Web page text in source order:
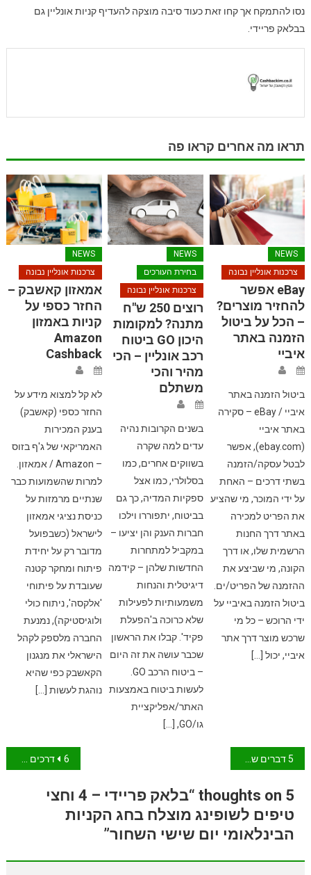
נסו להתמקח אך קחו זאת כעוד סיבה מוצקה להעדיף קניות אונליין גם
בבלאק פריידי.
תראו מה אחרים קראו פה
NEWS
צרכנות אונליין נבונה
אמאזון קאשבק –
החזר כספי על
קניות באמזון
Amazon
Cashback
לא קל למצוא מידע על
החזר כספי (קאשבק)
בענק המכירות
האמריקאי של ג'ף בזוס
– Amazon / אמאזון.
למרות שהשמועות כבר
שנתיים מרמזות על
כניסת נציגי אמאזון
לישראל (כשבפועל
מדובר רק על יחידת
פיתוח ומחקר קטנה
שעובדת על פיתוחי
'אלקסה', ניתוח כולי
ולוגיסטיקה), נמנעת
החברה מלספק לקהל
הישראלי את מנגנון
הקאשבק כפי שהיא
נוהגת לעשות […]
NEWS
בחירת העורכים
צרכנות אונליין נבונה
רוצים 250 ש"ח
מתנה? למקומות
היכון GO ביטוח
רכב אונליין – הכי
מהיר והכי
משתלם
בשנים הקרובות נהיה
עדים למה שקרה
בשווקים אחרים, כמו
בסלולרי, כמו אצל
ספקיות המדיה, כך גם
בביטוח, יתפוררו וילכו
חברות הענק והן יציעו –
במקביל למתחרות
החדשות שלהן – קידמה
דיגיטלית והנחות
משמעותיות לפעילות
שלא כרוכה ב'הפעלת
פקיד'. קבלו את הראשון
שכבר עושה את זה היום
לעשות ביטוח באמצעות
האתר/אפליקציית
גו/GO, […]
NEWS
צרכנות אונליין נבונה
eBay אפשר
להחזיר מוצרים?
– הכל על ביטול
הזמנה באתר
איביי
ביטול הזמנה באתר
איביי / eBay – סקירה
באתר איביי
(ebay.com), אפשר
לבטל עסקה/הזמנה
בשתי דרכים – האחת
על ידי המוכר, מי שהציע
את הפריט למכירה
באתר דרך החנות
הרשמית שלו, או דרך
הקונה, מי שביצע את
ההזמנה של הפריט/ים.
ביטול הזמנה באיביי על
ידי הרוכש – כל מי
שרכש מוצר דרך אתר
איביי, יכול […]
ניווט 6 דרכים לקנות חכם יותר השנה – קניות (לא רק) באינטרנט במחשבה תחילה 5 דברים שאתם חייבים לדעת על מבצעי סוף השנה כדי לא להיעקץ
5 thoughts on “בלאק פריידי – 4 וחצי
טיפים לשופינג מוצלח בחג הקניות
הבינלאומי יום שישי השחור”